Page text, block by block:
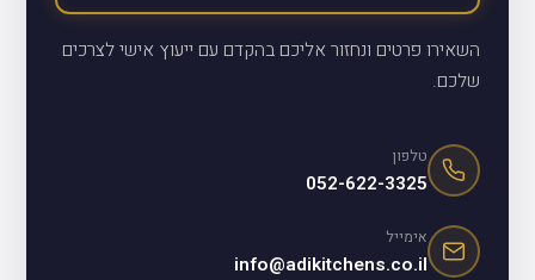
השאירו פרטים ונחזור אליכם בהקדם עם ייעוץ אישי לצרכים
שלכם.
טלפון
052-622-3325
אימייל
info@adikitchens.co.il